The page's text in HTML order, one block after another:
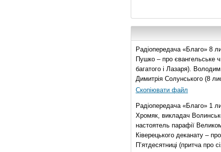
Радіопередача «Благо» 8
Пушко – про євангельське
багатого і Лазаря).
Димитрія Солунського (8
Скопіювати файл
Радіопередача «Благо» 1
Хромяк, викладач
настоятель парафії
Ківерецького деканату –
П’ятдесятниці (притча про